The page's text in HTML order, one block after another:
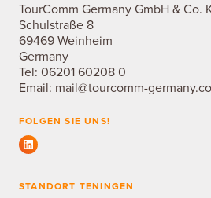
TourComm Germany GmbH & Co.
Schulstraße 8
69469 Weinheim
Germany
Tel: 06201 60208 0
Email: mail@tourcomm-
FOLGEN SIE UNS!
STANDORT TENINGEN